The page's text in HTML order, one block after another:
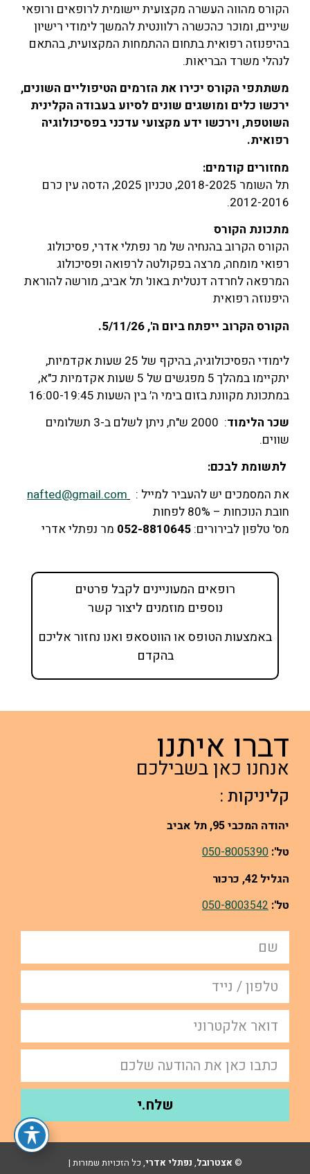
הקורס מהווה העשרה מקצועית יישומית לרופאים ורופאי
שיניים, ומוכר כהכשרה רלוונטית להמשך לימודי רישיון
בהיפנוזה רפואית בתחום ההתמחות המקצועית, בהתאם
לנהלי משרד הבריאות.
משתתפי הקורס יכירו את הזרמים הטיפוליים השונים,
ירכשו כלים ומושגים שונים לסיוע בעבודה הקלינית
השוטפת, וירכשו ידע מקצועי עדכני בפסיכולוגיה
רפואית.
מחזורים קודמים:
תל השומר 2018-2025, טכניון 2025, הדסה עין כרם
2012-2016.
מתכונת הקורס
הקורס הקרוב בהנחיה של מר נפתלי אדרי, פסיכולוג
רפואי מומחה, מרצה בפקולטה לרפואה ופסיכולוג
המרפאה לחרדה דנטלית באונ' תל אביב, מורשה להוראת
היפנוזה רפואית
הקורס הקרוב ייפתח ביום ה', 5/11/26.
לימודי הפסיכולוגיה, בהיקף של 25 שעות אקדמיות,
יתקיימו במהלך 5 מפגשים של 5 שעות אקדמיות כ"א,
במתכונת מקוונת בזום בימי ה׳ בין השעות 16:00-19:45
שכר הלימוד
: 2000 ש"ח, ניתן לשלם ב-3 תשלומים
שווים.
לתשומת לבכם:
את המסמכים יש להעביר למייל : nafted@gmail.com
חובת הנוכחות – 80% לפחות
מס' טלפון לבירורים: 052-8810645 מר נפתלי אדרי
רופאים המעוניינים לקבל פרטים
נוספים מוזמנים ליצור קשר
באמצעות הטופס או הווטסאפ ואנו נחזור אליכם
בהקדם
דברו איתנו
אנחנו כאן בשבילכם
קליניקות :
יהודה המכבי 95, תל אביב
טל': 050-8005390
הגליל 42, כרכור
טל': 050-8003542
שלח.י
© אצטרובל, נפתלי אדרי, כל הזכויות שמורות |